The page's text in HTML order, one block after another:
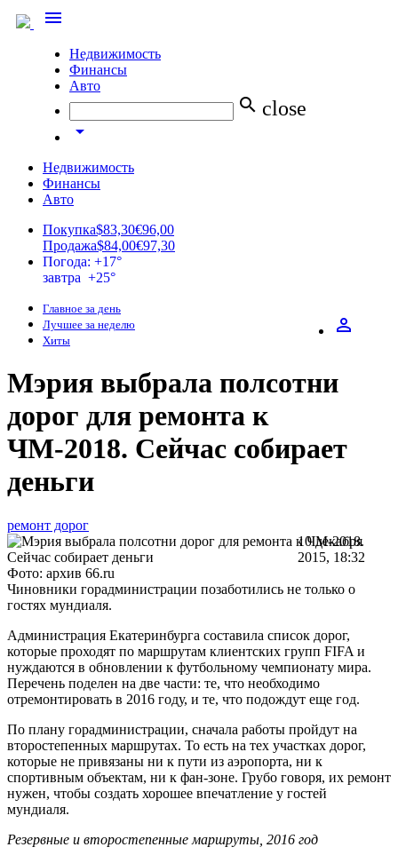
menu
Недвижимость
Финансы
Авто
search close
arrow_drop_down
Недвижимость
Финансы
Авто
Покупка$83,30€96,00
Продажа$84,00€97,30
Погода: +17°
завтра +25°
perm_identity
Главное за день
Лучшее за неделю
Хиты
Мэрия выбрала полсотни
дорог для ремонта к
ЧМ-2018. Сейчас собирает
деньги
ремонт дорог
10 декабря
2015, 18:32
Фото: архив 66.ru
Чиновники горадминистрации позаботились не только о
гостях мундиаля.
Администрация Екатеринбурга составила список дорог,
которые проходят по маршрутам клиентских групп FIFA и
нуждаются в обновлении к футбольному чемпионату мира.
Перечень поделен на две части: те, что необходимо
отремонтировать в 2016 году, и те, что подождут еще год.
По плану горадминистрации, сначала работы пройдут на
второстепенных маршрутах. То есть на тех участках дорог,
которые не привязаны ни к пути из аэропорта, ни к
спортивным объектам, ни к фан-зоне. Грубо говоря, их ремонт
нужен, чтобы создать хорошее впечатление у гостей
мундиаля.
Резервные и второстепенные маршруты, 2016 год